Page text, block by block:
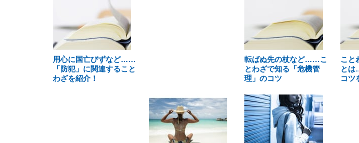
用心に国亡びずなど……
「防犯」に関連すること
わざを紹介！
転ばぬ先の杖など……こ
とわざで知る「危機管
理」のコツ
こと
と
コツ